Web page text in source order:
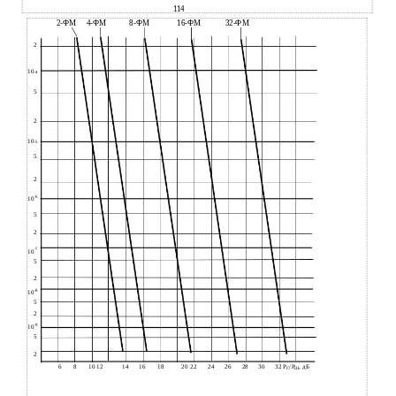
114
2-ФМ
4-ФМ 8-ФМ 16-ФМ 32-ФМ
2
10-4
5
2
10-5
5
2
10-6
5
2
10-7
5
2
10-8
5
2
10-9
5
2
6
8 10 12 14 16 18 20 22 24 26 28 30 32 РС/Р Ш, дБ